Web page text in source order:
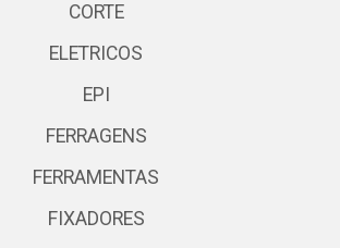
CORTE
ELETRICOS
EPI
FERRAGENS
FERRAMENTAS
FIXADORES